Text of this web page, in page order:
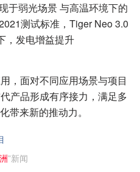
于弱光场景 与高温环境下的
测试标准，Tiger Neo 3.0
，发电增益提升
，面对不同应用场景与项目
产品形成有序接力，满足多
带来新的推动力。
”新闻